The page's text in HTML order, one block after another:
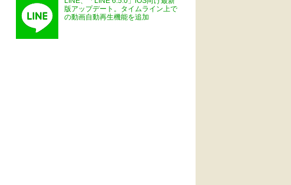
版アップデート。タイムライン上で
の動画自動再生機能を追加